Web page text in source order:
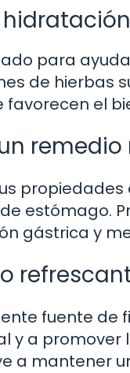
para
de hierbas
el
estómago.
gástrica y
fuente
y a promover
a mantener